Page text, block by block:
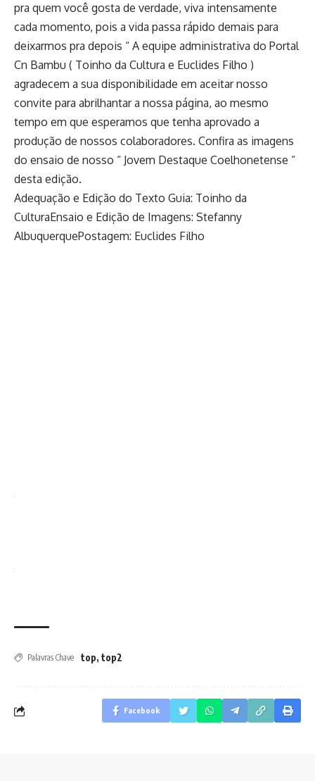
pra quem você gosta de verdade, viva intensamente
cada momento, pois a vida passa rápido demais para
deixarmos pra depois “ A equipe administrativa do Portal
Cn Bambu ( Toinho da Cultura e Euclides Filho )
agradecem a sua disponibilidade em aceitar nosso
convite para abrilhantar a nossa página, ao mesmo
tempo em que esperamos que tenha aprovado a
produção de nossos colaboradores. Confira as imagens
do ensaio de nosso “ Jovem Destaque Coelhonetense “
desta edição.
Adequação e Edição do Texto Guia: Toinho da
CulturaEnsaio e Edição de Imagens: Stefanny
AlbuquerquePostagem: Euclides Filho
Palavras Chave top, top2
Facebook